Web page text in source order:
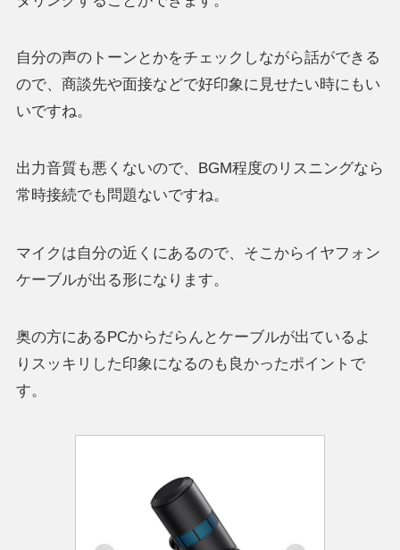
自分の声のトーンとかをチェックしながら話ができる
ので、商談先や面接などで好印象に見せたい時にもい
いですね。
出力音質も悪くないので、BGM程度のリスニングなら
常時接続でも問題ないですね。
マイクは自分の近くにあるので、そこからイヤフォン
ケーブルが出る形になります。
奥の方にあるPCからだらんとケーブルが出ているよ
りスッキリした印象になるのも良かったポイントで
す。